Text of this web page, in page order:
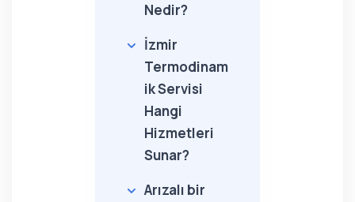
Nedir?
İzmir
Termodinam
ik Servisi
Hangi
Hizmetleri
Sunar?
Arızalı bir